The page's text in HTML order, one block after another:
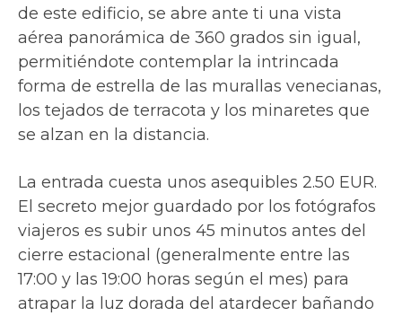
de este edificio, se abre ante ti una vista
aérea panorámica de 360 grados sin igual,
permitiéndote contemplar la intrincada
forma de estrella de las murallas venecianas,
los tejados de terracota y los minaretes que
se alzan en la distancia.
La entrada cuesta unos asequibles 2.50 EUR.
El secreto mejor guardado por los fotógrafos
viajeros es subir unos 45 minutos antes del
cierre estacional (generalmente entre las
17:00 y las 19:00 horas según el mes) para
atrapar la luz dorada del atardecer bañando